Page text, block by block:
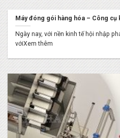
Máy đóng gói hàng hóa – Công cụ
Ngày nay, với nền kinh tế hội nhập
vớiXem thêm